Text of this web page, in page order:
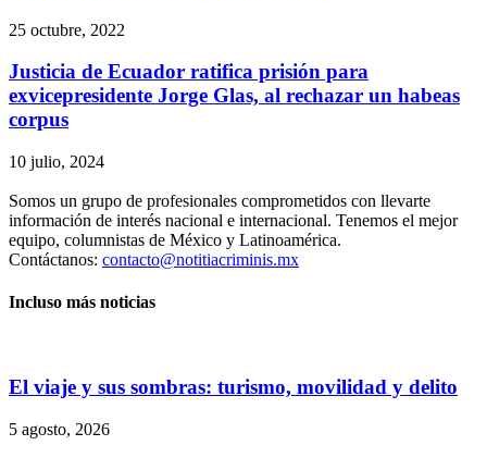
25 octubre, 2022
Justicia de Ecuador ratifica prisión para
exvicepresidente Jorge Glas, al rechazar un habeas
corpus
10 julio, 2024
Somos un grupo de profesionales comprometidos con llevarte
información de interés nacional e internacional. Tenemos el mejor
equipo, columnistas de México y Latinoamérica.
Contáctanos: contacto@notitiacriminis.mx
Incluso más noticias
El viaje y sus sombras: turismo, movilidad y delito
5 agosto, 2026